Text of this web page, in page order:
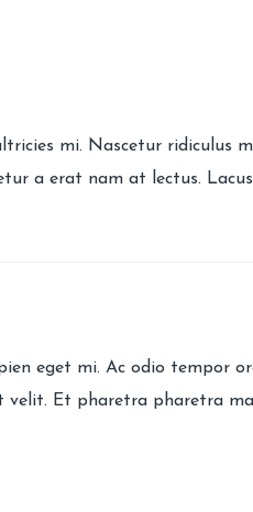
mi. Nascetur ridiculus
a erat nam at lectus.
eget mi. Ac odio tempor
velit. Et pharetra pharetra